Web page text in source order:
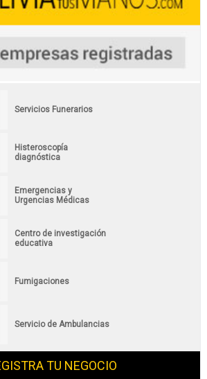
Servicios Funerarios
Histeroscopía
diagnóstica
Emergencias y
Urgencias Médicas
Centro de investigación
educativa
Fumigaciones
Servicio de Ambulancias
TU NEGOCIO